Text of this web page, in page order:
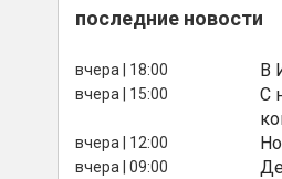
последние новости
вчера | 18:00 В
вчера | 15:00
С
вчера | 12:00
вчера | 09:00